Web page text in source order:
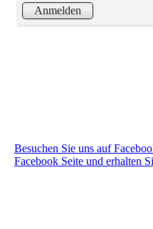
Anmelden
Besuchen Sie uns auf
Facebook Seite und erhalten